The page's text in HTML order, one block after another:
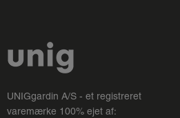
UNIGgardin A/S - et registreret
varemærke 100% ejet af: